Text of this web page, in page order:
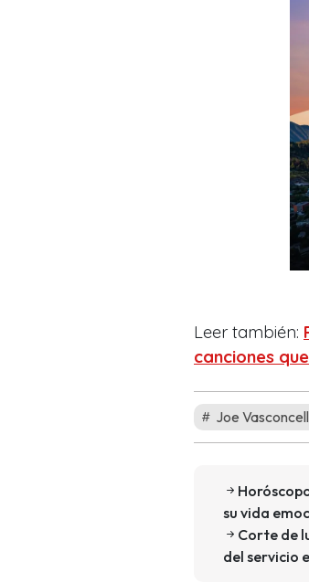
Leer también:
canciones
Joe
su vida
Corte de
del servicio